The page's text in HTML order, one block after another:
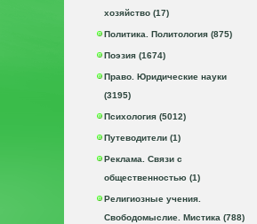
хозяйство (17)
Политика. Политология (875)
Поэзия (1674)
Право. Юридические науки
(3195)
Психология (5012)
Путеводители (1)
Реклама. Связи с
общественностью (1)
Религиозные учения.
Свободомыслие. Мистика (788)